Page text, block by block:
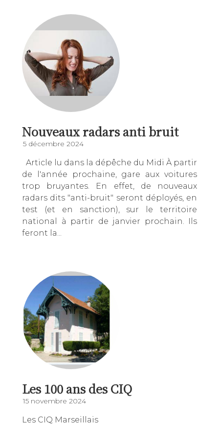
Nouveaux radars anti bruit
5 décembre 2024
Article lu dans la dépêche du Midi À partir
de l'année prochaine, gare aux voitures
trop bruyantes. En effet, de nouveaux
radars dits "anti-bruit" seront déployés, en
test (et en sanction), sur le territoire
national à partir de janvier prochain. Ils
feront la...
Les 100 ans des CIQ
15 novembre 2024
Les CIQ Marseillais